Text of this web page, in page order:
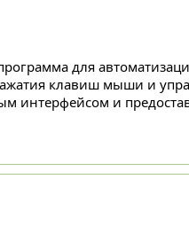
для
клавиш мыши и
интерфейсом и